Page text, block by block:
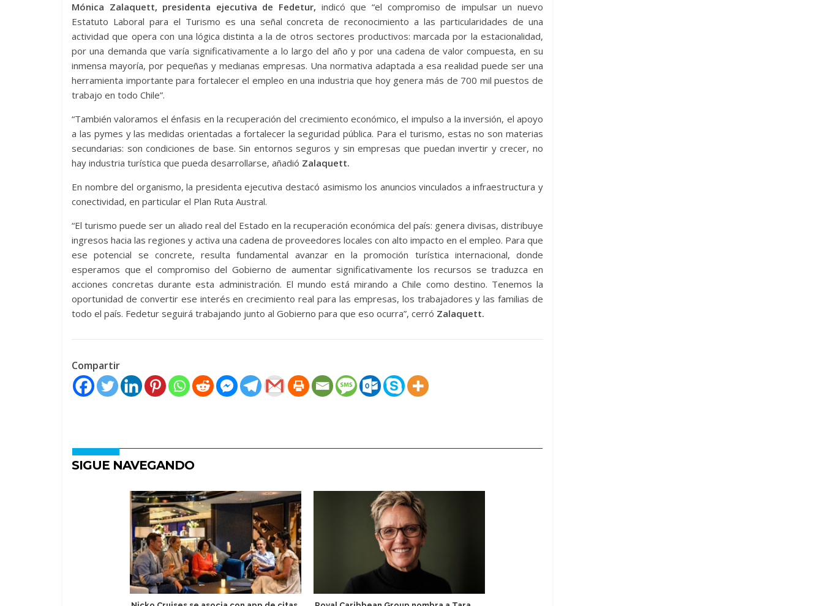
Mónica Zalaquett, presidenta ejecutiva de Fedetur, indicó que “el compromiso de impulsar un nuevo
Estatuto Laboral para el Turismo es una señal concreta de reconocimiento a las particularidades de una
actividad que opera con una lógica distinta a la de otros sectores productivos: marcada por la estacionalidad,
por una demanda que varía significativamente a lo largo del año y por una cadena de valor compuesta, en su
inmensa mayoría, por pequeñas y medianas empresas. Una normativa adaptada a esa realidad puede ser una
herramienta importante para fortalecer el empleo en una industria que hoy genera más de 700 mil puestos de
trabajo en todo Chile”.
“También valoramos el énfasis en la recuperación del crecimiento económico, el impulso a la inversión, el apoyo
a las pymes y las medidas orientadas a fortalecer la seguridad pública. Para el turismo, estas no son materias
secundarias: son condiciones de base. Sin entornos seguros y sin empresas que puedan invertir y crecer, no
hay industria turística que pueda desarrollarse, añadió Zalaquett.
En nombre del organismo, la presidenta ejecutiva destacó asimismo los anuncios vinculados a infraestructura y
conectividad, en particular el Plan Ruta Austral.
“El turismo puede ser un aliado real del Estado en la recuperación económica del país: genera divisas, distribuye
ingresos hacia las regiones y activa una cadena de proveedores locales con alto impacto en el empleo. Para que
ese potencial se concrete, resulta fundamental avanzar en la promoción turística internacional, donde
esperamos que el compromiso del Gobierno de aumentar significativamente los recursos se traduzca en
acciones concretas durante esta administración. El mundo está mirando a Chile como destino. Tenemos la
oportunidad de convertir ese interés en crecimiento real para las empresas, los trabajadores y las familias de
todo el país. Fedetur seguirá trabajando junto al Gobierno para que eso ocurra”, cerró Zalaquett.
Compartir
SIGUE NAVEGANDO